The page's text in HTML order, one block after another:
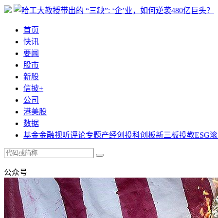
首页
快讯
要闻
股市
新股
信披+
公司
港美股
数据
基金金融视听评论专题产经创投科创板新三板投教ESG
公众号